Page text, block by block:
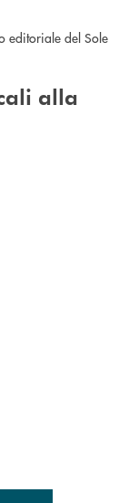
editoriale del Sole
alla